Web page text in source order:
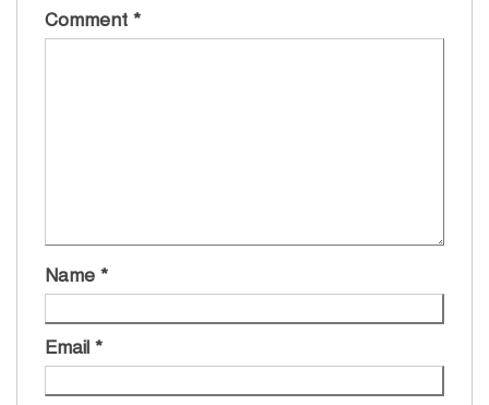
Comment *
Name *
Email *